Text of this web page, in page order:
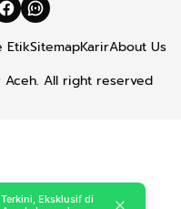
EtikSitemapKarirAbout Us
Aceh. All right reserved
Eksklusif di